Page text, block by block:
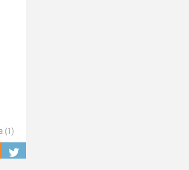
(1)